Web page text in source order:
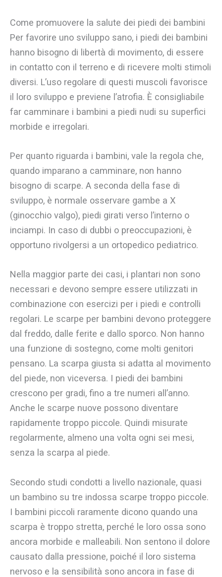
Come promuovere la salute dei piedi dei bambini
Per favorire uno sviluppo sano, i piedi dei bambini
hanno bisogno di libertà di movimento, di essere
in contatto con il terreno e di ricevere molti stimoli
diversi. L’uso regolare di questi muscoli favorisce
il loro sviluppo e previene l’atrofia. È consigliabile
far camminare i bambini a piedi nudi su superfici
morbide e irregolari.
Per quanto riguarda i bambini, vale la regola che,
quando imparano a camminare, non hanno
bisogno di scarpe. A seconda della fase di
sviluppo, è normale osservare gambe a X
(ginocchio valgo), piedi girati verso l’interno o
inciampi. In caso di dubbi o preoccupazioni, è
opportuno rivolgersi a un ortopedico pediatrico.
Nella maggior parte dei casi, i plantari non sono
necessari e devono sempre essere utilizzati in
combinazione con esercizi per i piedi e controlli
regolari. Le scarpe per bambini devono proteggere
dal freddo, dalle ferite e dallo sporco. Non hanno
una funzione di sostegno, come molti genitori
pensano. La scarpa giusta si adatta al movimento
del piede, non viceversa. I piedi dei bambini
crescono per gradi, fino a tre numeri all’anno.
Anche le scarpe nuove possono diventare
rapidamente troppo piccole. Quindi misurate
regolarmente, almeno una volta ogni sei mesi,
senza la scarpa al piede.
Secondo studi condotti a livello nazionale, quasi
un bambino su tre indossa scarpe troppo piccole.
I bambini piccoli raramente dicono quando una
scarpa è troppo stretta, perché le loro ossa sono
ancora morbide e malleabili. Non sentono il dolore
causato dalla pressione, poiché il loro sistema
nervoso e la sensibilità sono ancora in fase di